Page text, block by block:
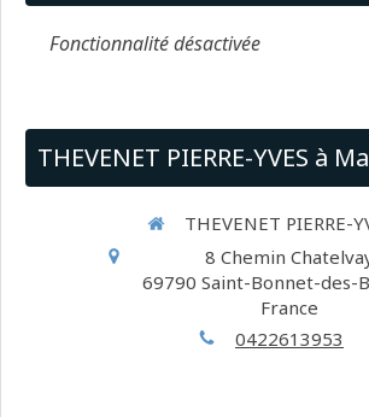
Fonctionnalité désactivée
THEVENET PIERRE-YVES à
THEVENET PIERRE-
8 Chemin
69790 Saint-Bonnet-des-
France
0422613953